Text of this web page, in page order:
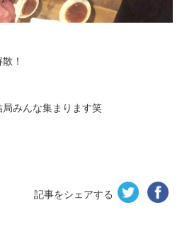
！
みんな集まります笑
記事をシェアする